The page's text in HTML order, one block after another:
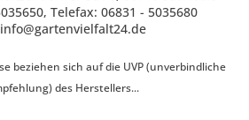
Telefax: 06831 - 5035680
beziehen sich auf die UVP (unverbindliche
des Herstellers...